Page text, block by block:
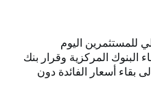
للمستثمرين اليوم
المركزية وقرار بنك
بقاء أسعار الفائدة دون